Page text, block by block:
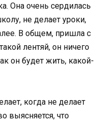
Она очень сердилась
не делает уроки,
В общем, пришла с
лентяй, он ничего
он будет жить, какой-
когда не делает
выясняется, что